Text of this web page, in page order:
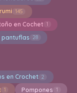
145
en Cochet 1
pantuflas 28
en Crochet 2
1 Pompones 1